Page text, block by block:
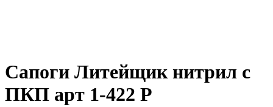
Сапоги Литейщик нитрил с
ПКП арт 1-422 P